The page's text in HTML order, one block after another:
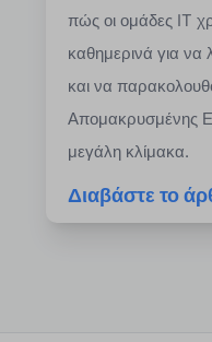
πώς οι ομάδες IT
καθημερινά για να
και να
Απομακρυσμένης
μεγάλη κλίμακα.
Διαβάστε το